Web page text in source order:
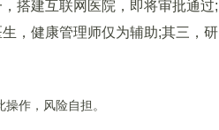
搭建互联网医院，即将审批通过;
，健康管理师仅为辅助;其三，研
作，风险自担。